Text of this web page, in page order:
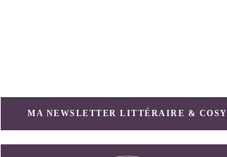
MA NEWSLETTER LITTÉRAIRE & COSY